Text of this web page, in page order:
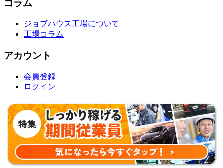
コラム
ジョブハウス工場について
工場コラム
アカウント
会員登録
ログイン